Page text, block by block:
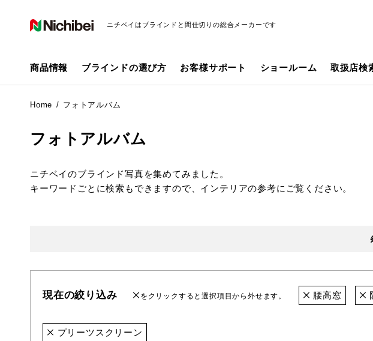
ニチベイはブラインドと間仕切りの総合メーカーです
商品情報 ブラインドの選び方 お客様サポート ショールーム 取扱店検
Home フォトアルバム
フォトアルバム
ニチベイのブラインド写真を集めてみました。
キーワードごとに検索もできますので、インテリアの参考にご覧ください。
現在の絞り込み をクリックすると選択項目から外せます。 腰高窓
プリーツスクリーン